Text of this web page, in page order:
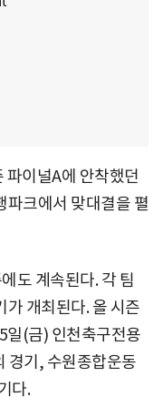
파이널A에 안착했던
파크에서 맞대결을 펼
도 계속된다. 각 팀
가 개최된다. 올 시즌
일(금) 인천축구전용
경기, 수원종합운동
다.